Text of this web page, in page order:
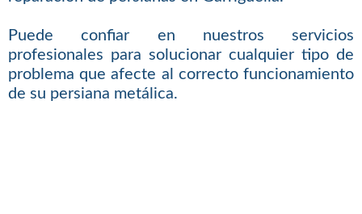
Puede confiar en nuestros servicios
profesionales para solucionar cualquier tipo de
problema que afecte al correcto funcionamiento
de su persiana metálica.